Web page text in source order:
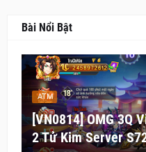
Bài Nổi Bật
ATM
[VN0814] OMG 3Q
2 Tử Kim Server